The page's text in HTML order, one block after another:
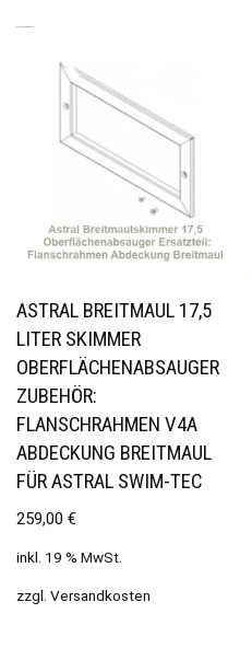
ASTRAL BREITMAUL 17,5
LITER SKIMMER
OBERFLÄCHENABSAUGER
ZUBEHÖR:
FLANSCHRAHMEN V4A
ABDECKUNG BREITMAUL
FÜR ASTRAL SWIM-TEC
259,00 €
inkl. 19 % MwSt.
zzgl. Versandkosten